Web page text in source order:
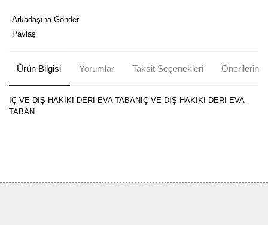
Arkadaşına Gönder
Paylaş
Ürün Bilgisi Yorumlar Taksit Seçenekleri Önerileriniz
İÇ VE DIŞ HAKİKİ DERİ EVA TABANİÇ VE DIŞ HAKİKİ DERİ EVA
TABAN